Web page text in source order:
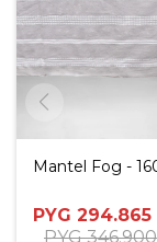
Mantel Fog -
PYG 294.865
PYG 346.900